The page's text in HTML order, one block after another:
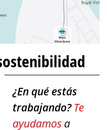
¿En qué estás
trabajando? Te
ayudamosa